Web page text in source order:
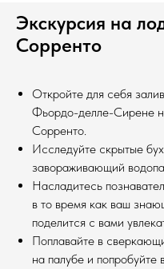
Экскурсия на
Сорренто
Откройте для себя
Фьордо-делле-Сирене
Сорренто.
Исследуйте скрытые
завораживающий
Насладитесь
в то время как ваш
поделится с вами
Поплавайте в
на палубе и попробуйте